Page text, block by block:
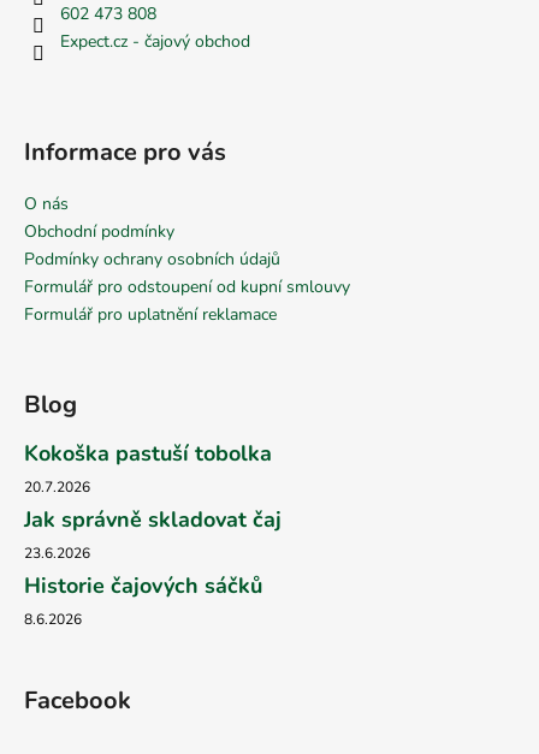
602 473 808
Expect.cz - čajový obchod
Informace pro vás
O nás
Obchodní podmínky
Podmínky ochrany osobních údajů
Formulář pro odstoupení od kupní smlouvy
Formulář pro uplatnění reklamace
Blog
Kokoška pastuší tobolka
20.7.2026
Jak správně skladovat čaj
23.6.2026
Historie čajových sáčků
8.6.2026
Facebook